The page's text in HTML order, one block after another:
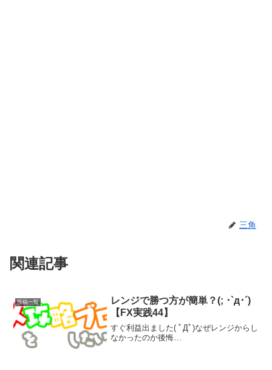
三角
関連記事
投稿一覧
レンジで勝つ方が簡単？(; ･`д･´)
【FX実践44】
すぐ利益出ました( ﾟДﾟ)なぜレンジからし
なかったのか後悔…